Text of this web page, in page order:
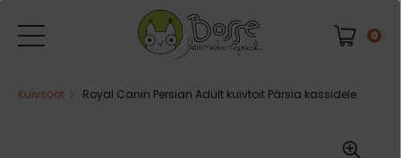
0
Kuivsööt Royal Canin Persian Adult kuivtoit Pärsia kassidele